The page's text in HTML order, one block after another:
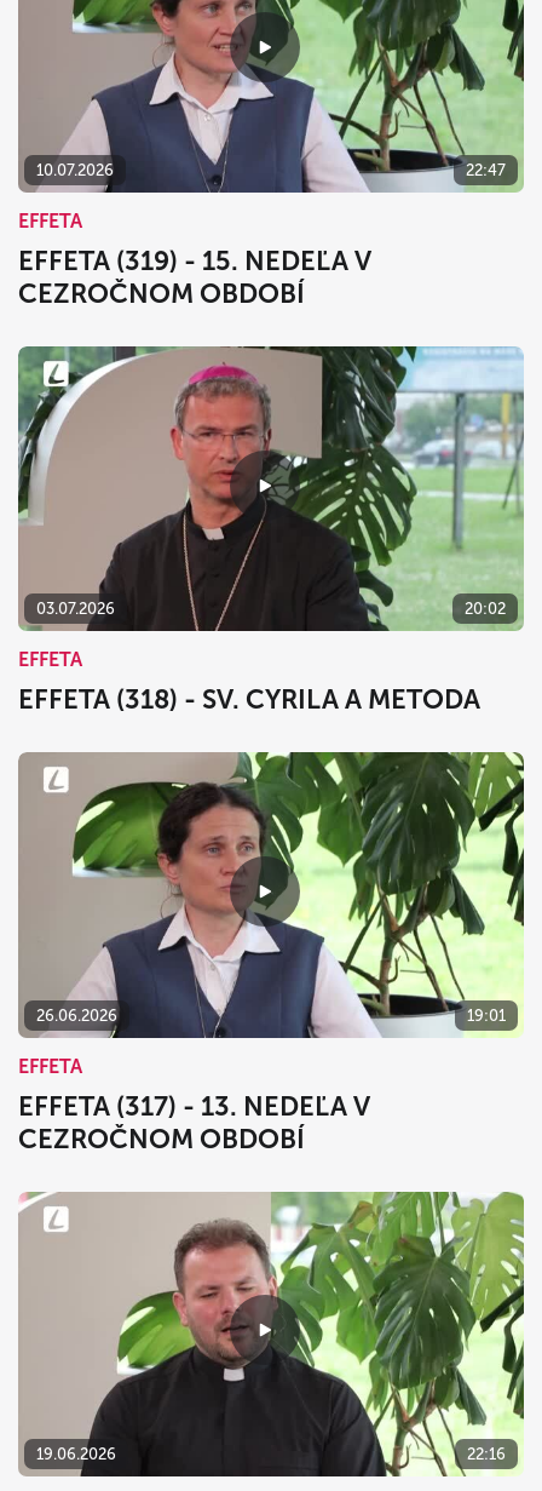
10.07.2026 22:47
EFFETA
EFFETA (319) - 15. NEDEĽA V
CEZROČNOM OBDOBÍ
03.07.2026 20:02
EFFETA
EFFETA (318) - SV. CYRILA A METODA
26.06.2026 19:01
EFFETA
EFFETA (317) - 13. NEDEĽA V
CEZROČNOM OBDOBÍ
19.06.2026 22:16